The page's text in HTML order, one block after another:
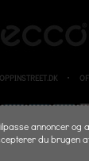
- ALL RIGHTS
annoncer og
du brugen af